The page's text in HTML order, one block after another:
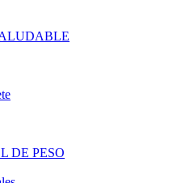
DE PESO